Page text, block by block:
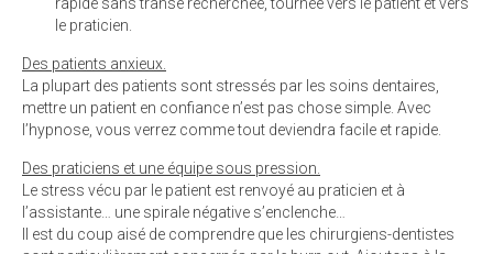
le praticien.
Des patients anxieux.
La plupart des patients sont stressés par les soins dentaires,
mettre un patient en confiance n’est pas chose simple. Avec
l’hypnose, vous verrez comme tout deviendra facile et rapide.
Des praticiens et une équipe sous pression.
Le stress vécu par le patient est renvoyé au praticien et à
l’assistante… une spirale négative s’enclenche…
Il est du coup aisé de comprendre que les chirurgiens-dentistes